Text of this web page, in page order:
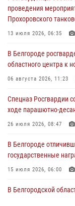
В Белгороде
областного центра к
Росгвардия
83-й годовщины
06 августа 2026, 06:54
Офицеры Росгвардии
05 августа 2026, 17:12
проведения
Прохоровского
13 июля 2026, 06:35
В Белгороде
областного центра к
06 августа 2026, 11:23
Спецназ Росгвардии
ходе парашютно-
26 июля 2026, 08:47
В Белгороде
государственные
15 июля 2026, 06:00
В Белгородской